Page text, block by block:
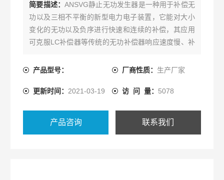
简要描述：ANSVG静止无功发生器是一种用于补偿无
功以及三相不平衡的新型电力电子装置，它能对大小
变化的无功以及负序进行快速和连续的补偿，其应用
可克服LC补偿器等传统的无功补偿器响应速度慢、补
荡等缺点。
产品型号： 厂商性质： 生产厂家
更新时间： 2021-03-19 访 问 量： 5078
产品咨询 联系我们